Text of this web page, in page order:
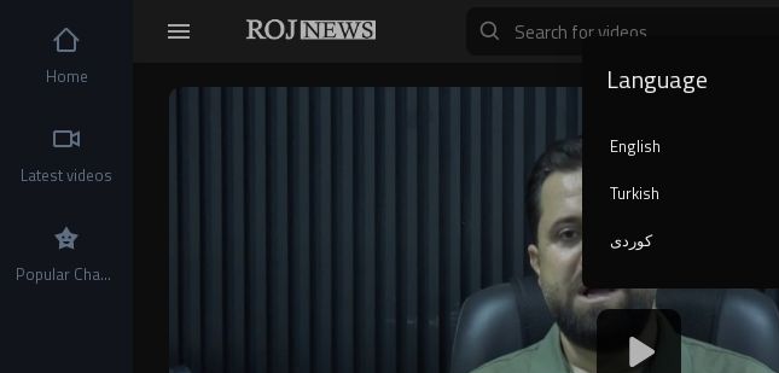
Video
Home
Latest videos
Popular Channels
Language
English
Turkish
کوردی